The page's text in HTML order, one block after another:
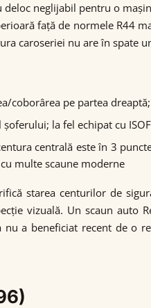
neglijabil pentru o
față de normele R44
caroseriei nu are în spate
pe partea
la fel echipat cu
centrală este în 3
multe scaune moderne
starea centurilor de
vizuală. Un scaun auto
a beneficiat recent de